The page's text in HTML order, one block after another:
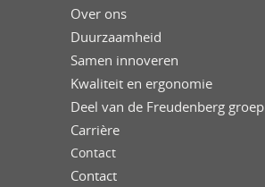
Over ons
Duurzaamheid
Samen innoveren
Kwaliteit en ergonomie
Deel van de Freudenberg groep
Carrière
Contact
Contact